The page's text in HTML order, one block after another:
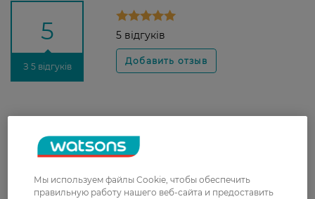
5
З 5 відгуків
5 відгуків
18 марта, 2024
наноситься і добре тримається
Уляна добре наноситься, стійка
Мы используем файлы Cookie, чтобы обеспечить
правильную работу нашего веб-сайта и предоставить